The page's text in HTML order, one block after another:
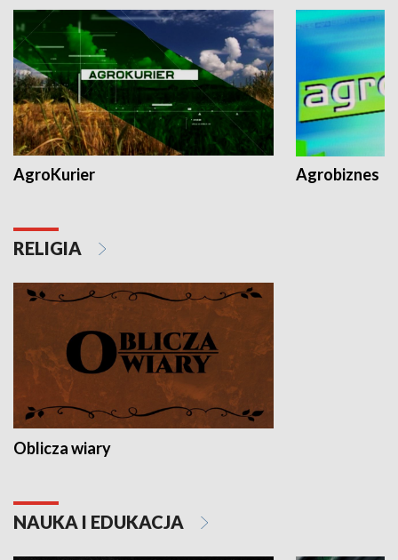
AgroKurier Agrobiznes
RELIGIA
Oblicza wiary
NAUKA I EDUKACJA